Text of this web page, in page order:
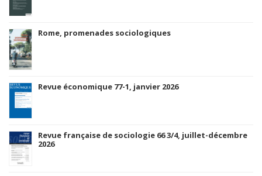
Rome, promenades sociologiques
Revue économique 77-1, janvier 2026
Revue française de sociologie 66 3/4, juillet-décembre
2026